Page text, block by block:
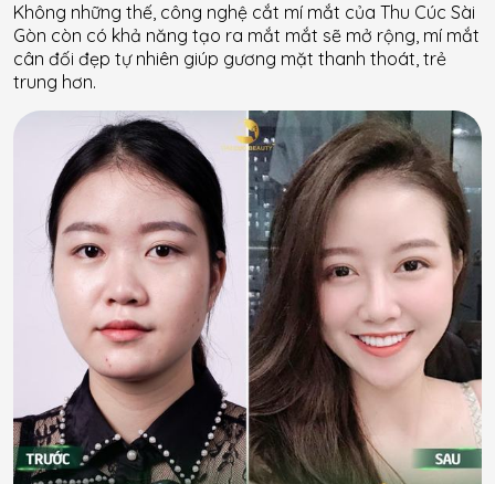
Không những thế, công nghệ cắt mí mắt của Thu Cúc Sài
Gòn còn có khả năng tạo ra mắt mắt sẽ mở rộng, mí mắt
cân đối đẹp tự nhiên giúp gương mặt thanh thoát, trẻ
trung hơn.